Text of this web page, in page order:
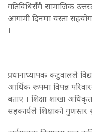
गतिविधिसँगै सामाजिक
आगामी दिनमा यस्ता
।
प्रधानाध्यापक कटुवालले
आर्थिक रूपमा विपन्न
बताए । शिक्षा शाखा
सहकार्यले शिक्षाको